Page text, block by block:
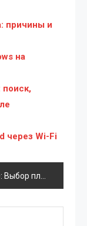
причины и
на
через Wi-Fi
информацию
Выбор планшета: Android или iOS?